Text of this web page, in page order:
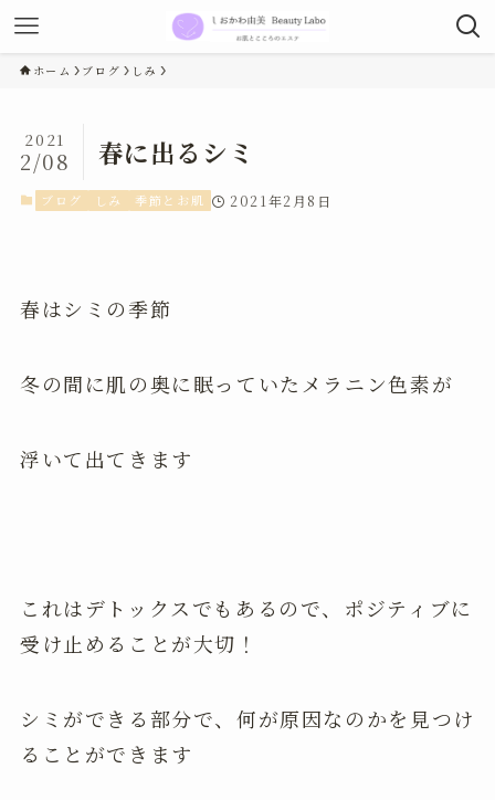
ホーム ブログ しみ
春に出るシミ
2021
2/08
ブログ しみ 季節とお肌 2021年2月8日
春はシミの季節
冬の間に肌の奥に眠っていたメラニン色素が
浮いて出てきます
これはデトックスでもあるので、ポジティブに
受け止めることが大切！
シミができる部分で、何が原因なのかを見つけ
ることができます